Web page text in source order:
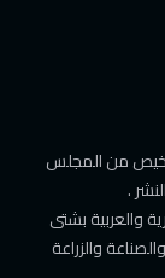
من المجلس
.
والعربية بشتى
والزراعة